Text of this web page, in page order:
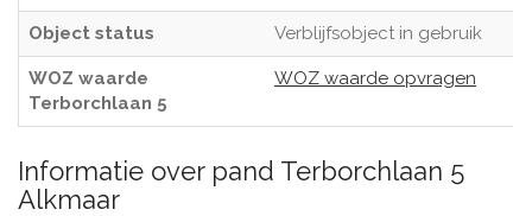
Object status Verblijfsobject in gebruik
WOZ waarde
Terborchlaan 5
WOZ waarde opvragen
Informatie over pand Terborchlaan 5
Alkmaar